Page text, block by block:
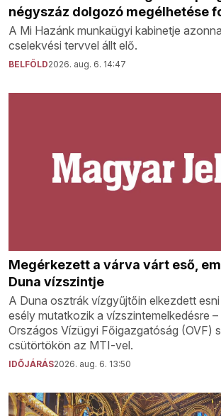
négyszáz dolgozó megélhetése
A Mi Hazánk munkaügyi kabinetje
cselekvési tervvel állt elő.
BELFÖLD2026. aug. 6. 14:47
Megérkezett a várva várt eső,
Duna vízszintje
A Duna osztrák vízgyűjtőin elkezdett
esély mutatkozik a vízszintemelkedésre
Országos Vízügyi Főigazgatóság (OVF)
csütörtökön az MTI-vel.
IDŐJÁRÁS2026. aug. 6. 13:50